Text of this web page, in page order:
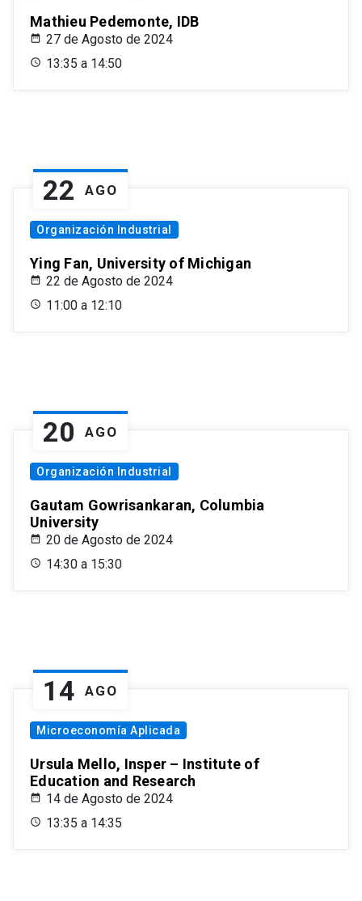
Mathieu Pedemonte, IDB
27 de Agosto de 2024
13:35 a 14:50
22 AGO
Organización Industrial
Ying Fan, University of Michigan
22 de Agosto de 2024
11:00 a 12:10
20 AGO
Organización Industrial
Gautam Gowrisankaran, Columbia
University
20 de Agosto de 2024
14:30 a 15:30
14 AGO
Microeconomía Aplicada
Ursula Mello, Insper – Institute of
Education and Research
14 de Agosto de 2024
13:35 a 14:35